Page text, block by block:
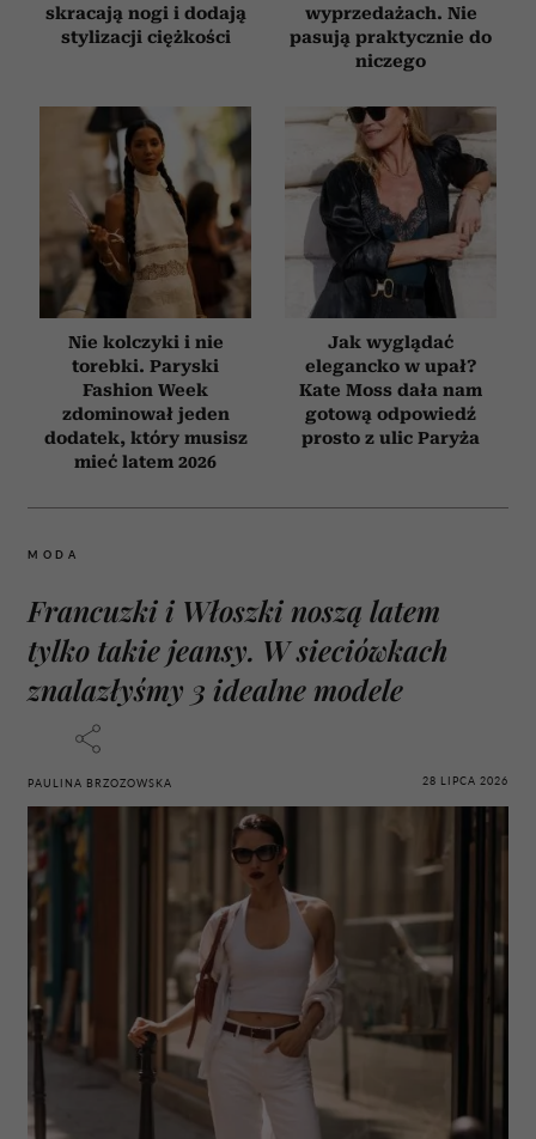
skracają nogi i dodają
stylizacji ciężkości
wyprzedażach. Nie
pasują praktycznie do
niczego
Nie kolczyki i nie
torebki. Paryski
Fashion Week
zdominował jeden
dodatek, który musisz
mieć latem 2026
Jak wyglądać
elegancko w upał?
Kate Moss dała nam
gotową odpowiedź
prosto z ulic Paryża
MODA
Francuzki i Włoszki noszą latem
tylko takie jeansy. W sieciówkach
znalazłyśmy 3 idealne modele
PAULINA BRZOZOWSKA 28 LIPCA 2026